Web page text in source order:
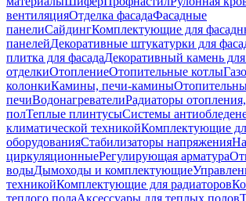
вентиляцияОтделка фасадаФасадные
панелиСайдингКомплектующие для
панелейДекоративные штукатурки для
плитка для фасадаДекоративный камень
отделкиОтоплениеОтопительные котлы
колонкиКамины, печи-камины
печиВодонагревателиРадиаторы
полТеплые плинтусыСистемы
климатической техникойКомплектующие
оборудованияСтабилизаторы напряжения
циркуляционныеРегулирующая арматура
водыДымоходы и комплектующие
техникойКомплектующие для радиаторов
теплого полаАксессуары для теплых полов